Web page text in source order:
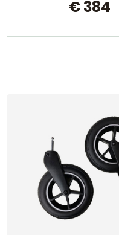
€ 384